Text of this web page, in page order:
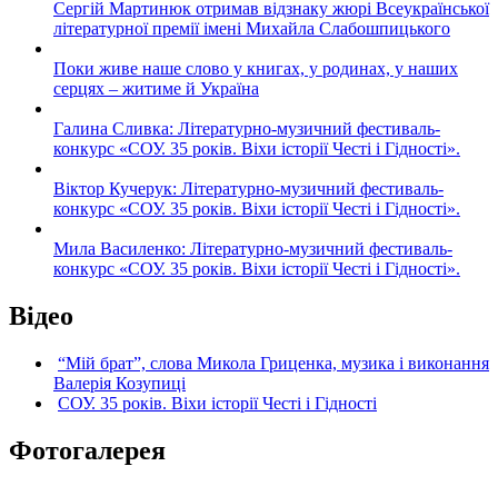
Сергій Мартинюк отримав відзнаку жюрі Всеукраїнської
літературної премії імені Михайла Слабошпицького
Поки живе наше слово у книгах, у родинах, у наших
серцях – житиме й Україна
Галина Сливка: Літературно-музичний фестиваль-
конкурс «СОУ. 35 років. Віхи історії Честі і Гідності».
Віктор Кучерук: Літературно-музичний фестиваль-
конкурс «СОУ. 35 років. Віхи історії Честі і Гідності».
Мила Василенко: Літературно-музичний фестиваль-
конкурс «СОУ. 35 років. Віхи історії Честі і Гідності».
Відео
“Мій брат”, слова Микола Гриценка, музика і виконання
Валерія Козупиці
СОУ. 35 років. Віхи історії Честі і Гідності
Фотогалерея